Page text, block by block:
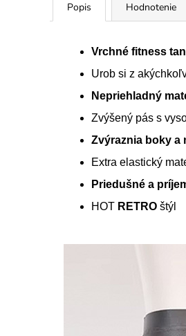
Popis Hodnotenie
Vrchné fitness
Urob si z
Nepriehladný
Zvýšený pás s
Zvýraznia boky a
Extra elastický
Priedušné a
HOT RETRO štýl